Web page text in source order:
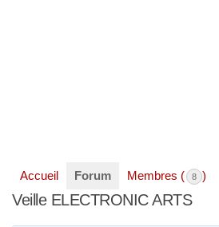
Accueil Forum Membres ( 8 )
Veille ELECTRONIC ARTS